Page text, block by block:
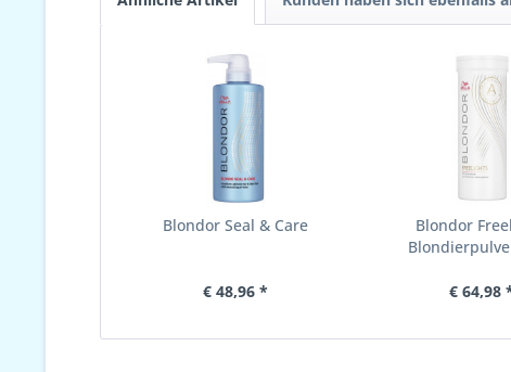
Blondor Seal & Care
€ 48,96 *
Blondor
€ 64,98